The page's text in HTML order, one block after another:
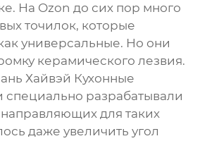
На Ozon до сих пор много
точилок, которые
универсальные. Но они
керамического лезвия.
Хайвэй Кухонные
специально разрабатывали
для таких
даже увеличить угол